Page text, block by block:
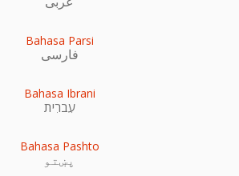
Bahasa Parsi
فارسی
Bahasa Ibrani
עִברִית
Bahasa Pashto
پښتو